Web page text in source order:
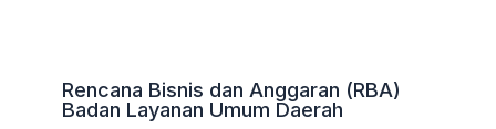
Rencana Bisnis dan Anggaran (RBA)
Badan Layanan Umum Daerah